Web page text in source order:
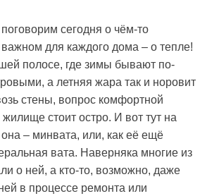
сегодня о чём-то
важном для каждого дома – о тепле!
полосе, где зимы бывают по-
а летняя жара так и норовит
стены, вопрос комфортной
стоит остро. И вот тут на
– минвата, или, как её ещё
вата. Наверняка многие из
о ней, а кто-то, возможно, даже
в процессе ремонта или